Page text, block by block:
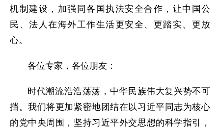
机制建设，加强同各国执法安全合作，让中国公
民、法人在海外工作生活更安全、更踏实、更放
心。
各位专家，各位朋友：
时代潮流浩浩荡荡，中华民族伟大复兴势不可
挡。我们将更加紧密地团结在以习近平同志为核心
的党中央周围，坚持习近平外交思想的科学指引，